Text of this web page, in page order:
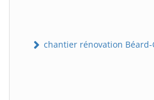
chantier rénovation Béard-